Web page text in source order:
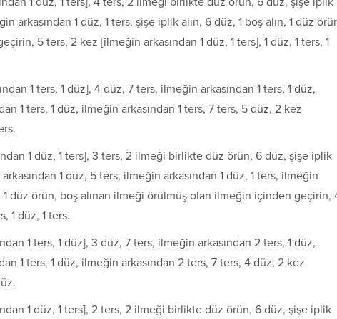
arkasından 1 düz, 1 ters, şişe iplik alın, 6 düz, 1 boş alın, 1 düz
5 ters, 2 kez [ilmeğin arkasından 1 düz, 1 ters], 1 düz, 1 ters, 1
1 ters, 1 düz], 4 düz, 7 ters, ilmeğin arkasından 1 ters, 1 düz,
1 ters, 1 düz, ilmeğin arkasından 1 ters, 7 ters, 5 düz, 2 kez
1 düz, 1 ters], 3 ters, 2 ilmeği birlikte düz örün, 6 düz, şişe iplik
1 düz, 5 ters, ilmeğin arkasından 1 düz, 1 ters, ilmeğin
1 düz örün, boş alınan ilmeği örülmüş olan ilmeğin içinden geçirin,
1 düz, 1 ters.
1 ters, 1 düz], 3 düz, 7 ters, ilmeğin arkasından 2 ters, 1 düz,
1 ters, 1 düz, ilmeğin arkasından 2 ters, 7 ters, 4 düz, 2 kez
1 düz, 1 ters], 2 ters, 2 ilmeği birlikte düz örün, 6 düz, şişe ip­lik